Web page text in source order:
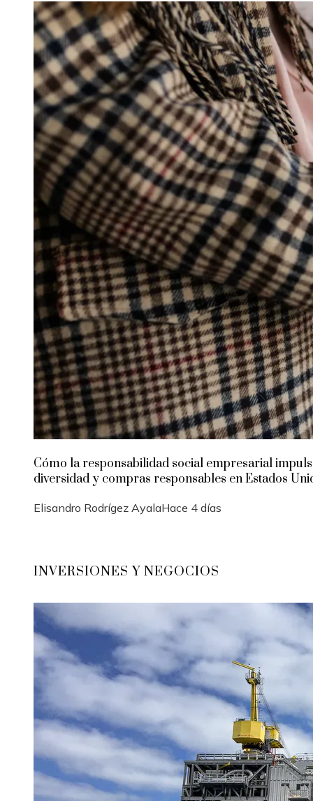
Cómo la responsabilidad social empresarial
diversidad y compras responsables en Estados
Elisandro Rodrígez AyalaHace 4 días
INVERSIONES Y NEGOCIOS